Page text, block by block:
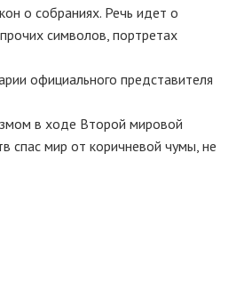
о собраниях. Речь идет о
символов, портретах
официального представителя
в ходе Второй мировой
спас мир от коричневой чумы, не